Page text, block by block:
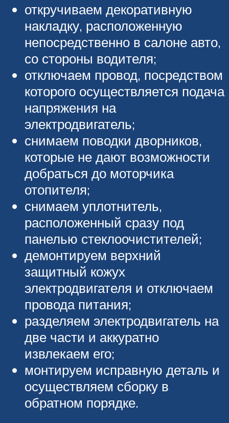
откручиваем декоративную
накладку, расположенную
непосредственно в салоне авто,
со стороны водителя;
отключаем провод, посредством
которого осуществляется подача
напряжения на
электродвигатель;
снимаем поводки дворников,
которые не дают возможности
добраться до моторчика
отопителя;
снимаем уплотнитель,
расположенный сразу под
панелью стеклоочистителей;
демонтируем верхний
защитный кожух
электродвигателя и отключаем
провода питания;
разделяем электродвигатель на
две части и аккуратно
извлекаем его;
монтируем исправную деталь и
осуществляем сборку в
обратном порядке.